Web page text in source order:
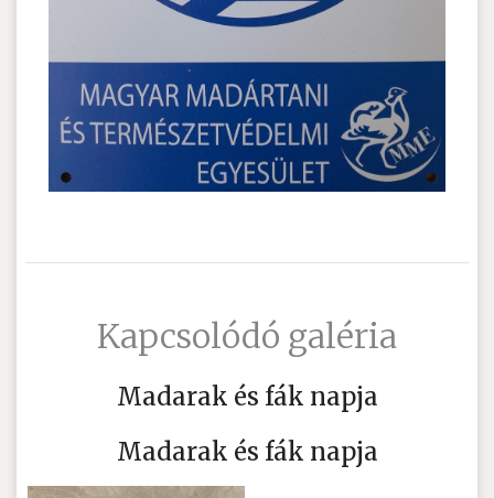
Kapcsolódó galéria
Madarak és fák napja
Madarak és fák napja